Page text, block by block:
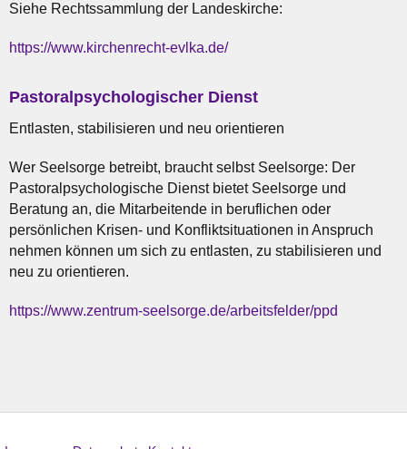
Siehe Rechtssammlung der Landeskirche:
https://www.kirchenrecht-evlka.de/
Pastoralpsychologischer Dienst
Entlasten, stabilisieren und neu orientieren
Wer Seelsorge betreibt, braucht selbst Seelsorge: Der
Pastoralpsychologische Dienst bietet Seelsorge und
Beratung an, die Mitarbeitende in beruflichen oder
persönlichen Krisen- und Konfliktsituationen in Anspruch
nehmen können um sich zu entlasten, zu stabilisieren und
neu zu orientieren.
https://www.zentrum-seelsorge.de/arbeitsfelder/ppd